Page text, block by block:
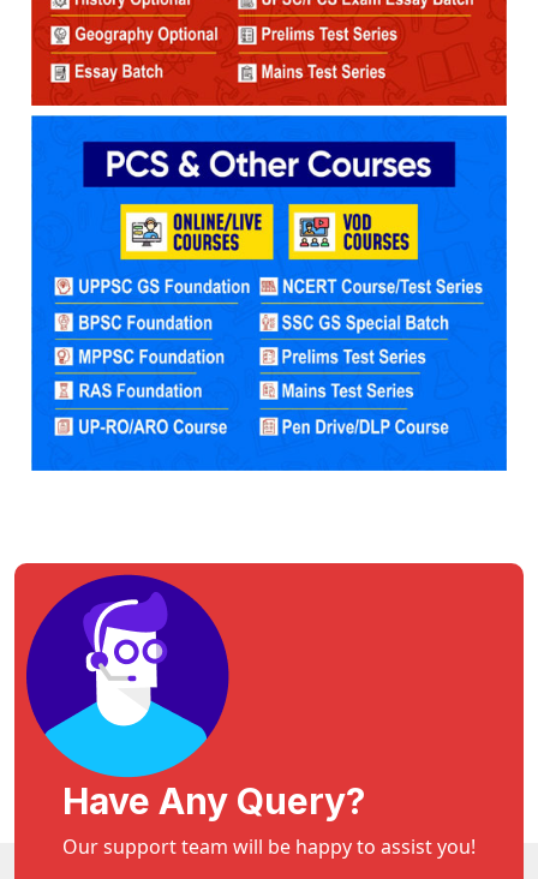
Have Any Query?
Our support team will be happy to assist you!